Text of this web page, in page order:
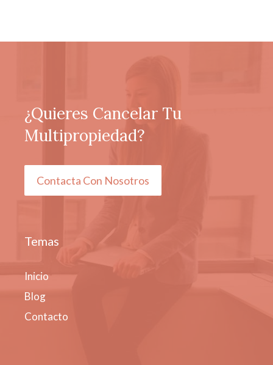
¿Quieres Cancelar Tu
Multipropiedad?
Contacta Con Nosotros
Temas
Inicio
Blog
Contacto